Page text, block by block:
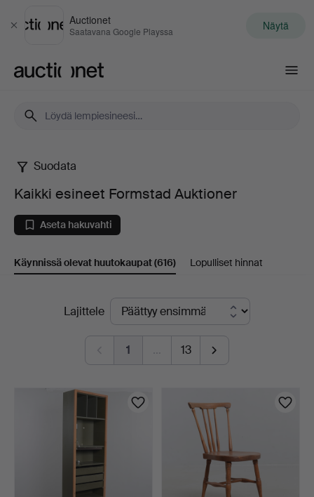
Sulje
Auctionet
Saatavana Google Playssa Näytä
Kaikki
esineet
Formstad
Auktioner
Suodata
Kaikki esineet Formstad Auktioner
Aseta hakuvahti
Käynnissä olevat huutokaupat(616) Lopulliset hinnat
Käynnissä
huutokaupat
Lajittele
1 … 13